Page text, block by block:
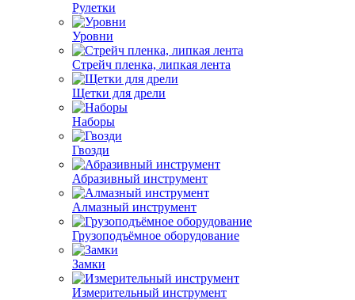
Рулетки
Уровни
Стрейч пленка, липкая лента
Щетки для дрели
Наборы
Гвозди
Абразивный инструмент
Алмазный инструмент
Грузоподъёмное оборудование
Замки
Измерительный инструмент